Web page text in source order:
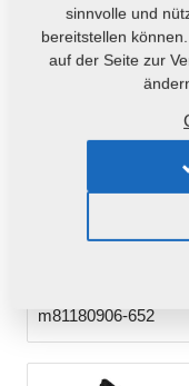
Andrückrad
rechts
m81180906-762
m81180906-652
sinnvolle und
bereitstellen
auf der Seite zur